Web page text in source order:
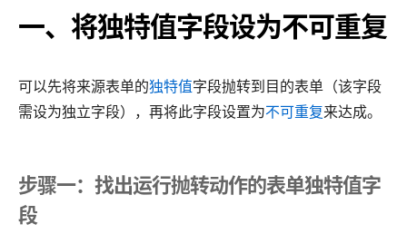
一、将独特值字段设为不可重复
可以先将来源表单的独特值字段抛转到目的表单（该字段
需设为独立字段），再将此字段设置为不可重复来达成。
步骤一：找出运行抛转动作的表单独特值字
段